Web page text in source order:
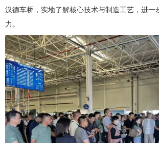
汉德车桥，实地了解核心技术与制造工艺，进一
力。